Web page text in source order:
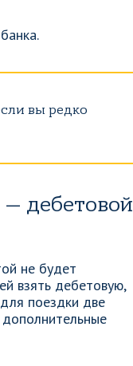
вы редко
— дебетовой
не будет
взять дебетовую,
поездки две
дополнительные